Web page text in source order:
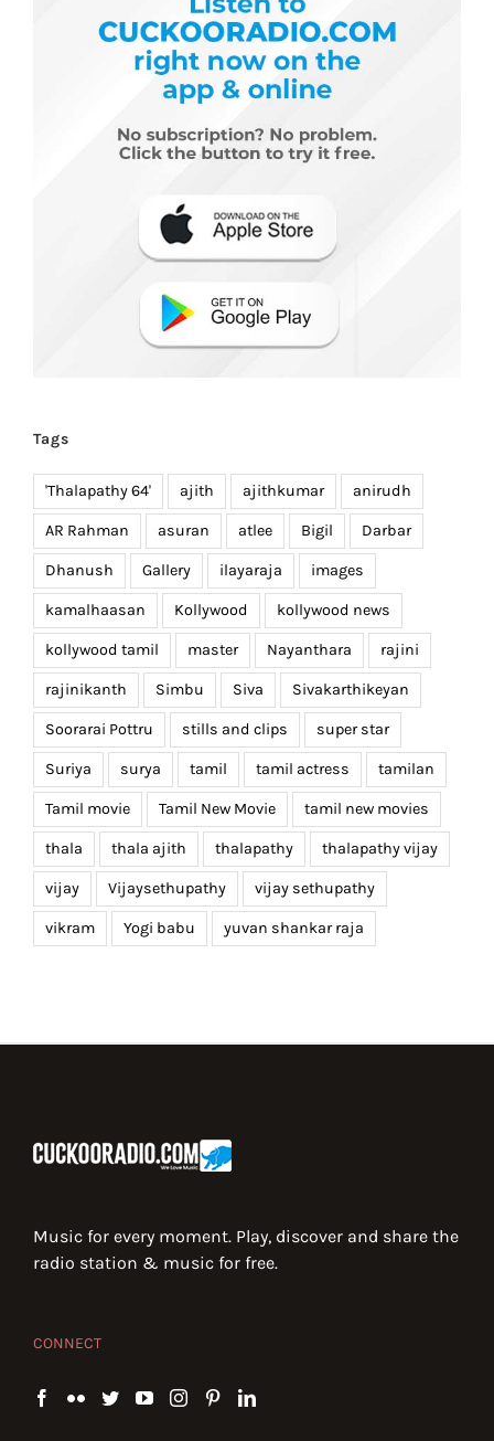
Tags
'Thalapathy 64' ajith ajithkumar anirudh
AR Rahman asuran atlee Bigil Darbar
Dhanush Gallery ilayaraja images
kamalhaasan Kollywood kollywood news
kollywood tamil master Nayanthara rajini
rajinikanth Simbu Siva Sivakarthikeyan
Soorarai Pottru stills and clips super star
Suriya surya tamil tamil actress tamilan
Tamil movie Tamil New Movie tamil new movies
thala thala ajith thalapathy thalapathy vijay
vijay Vijaysethupathy vijay sethupathy
vikram Yogi babu yuvan shankar raja
Music for every moment. Play, discover and share the
radio station & music for free.
CONNECT